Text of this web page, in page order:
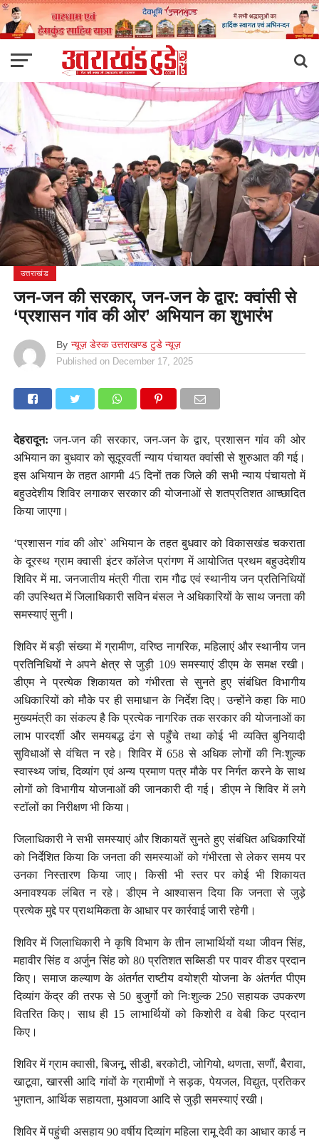
उत्तराखंड
जन-जन की सरकार, जन-जन के द्वार: क्वांसी से
‘प्रशासन गांव की ओर’ अभियान का शुभारंभ
By न्यूज़ डेस्क उत्तराखण्ड टुडे न्यूज़
Published on December 17, 2025
देहरादून: जन-जन की सरकार, जन-जन के द्वार, प्रशासन गांव की ओर
अभियान का बुधवार को सूदूरवर्ती न्याय पंचायत क्वांसी से शुरुआत की गई।
इस अभियान के तहत आगमी 45 दिनों तक जिले की सभी न्याय पंचायतो में
बहुउदेशीय शिविर लगाकर सरकार की योजनाओं से शतप्रतिशत आच्छादित
किया जाएगा।
‘प्रशासन गांव की ओर` अभियान के तहत बुधवार को विकासखंड चकराता
के दूरस्थ ग्राम क्वासी इंटर कॉलेज प्रांगण में आयोजित प्रथम बहुउदेशीय
शिविर में मा. जनजातीय मंत्री गीता राम गौढ एवं स्थानीय जन प्रतिनिधियों
की उपस्थित में जिलाधिकारी सविन बंसल ने अधिकारियों के साथ जनता की
समस्याएं सुनी।
शिविर में बड़ी संख्या में ग्रामीण, वरिष्ठ नागरिक, महिलाएं और स्थानीय जन
प्रतिनिधियों ने अपने क्षेत्र से जुड़ी 109 समस्याएं डीएम के समक्ष रखी।
डीएम ने प्रत्येक शिकायत को गंभीरता से सुनते हुए संबंधित विभागीय
अधिकारियों को मौके पर ही समाधान के निर्देश दिए। उन्होंने कहा कि मा0
मुख्यमंत्री का संकल्प है कि प्रत्येक नागरिक तक सरकार की योजनाओं का
लाभ पारदर्शी और समयबद्ध ढंग से पहुँचे तथा कोई भी व्यक्ति बुनियादी
सुविधाओं से वंचित न रहे। शिविर में 658 से अधिक लोगों की निःशुल्क
स्वास्थ्य जांच, दिव्यांग एवं अन्य प्रमाण पत्र मौके पर निर्गत करने के साथ
लोगों को विभागीय योजनाओं की जानकारी दी गई। डीएम ने शिविर में लगे
स्टॉलों का निरीक्षण भी किया।
जिलाधिकारी ने सभी समस्याएं और शिकायतें सुनते हुए संबंधित अधिकारियों
को निर्देशित किया कि जनता की समस्याओं को गंभीरता से लेकर समय पर
उनका निस्तारण किया जाए। किसी भी स्तर पर कोई भी शिकायत
अनावश्यक लंबित न रहे। डीएम ने आश्वासन दिया कि जनता से जुड़े
प्रत्येक मुद्दे पर प्राथमिकता के आधार पर कार्रवाई जारी रहेगी।
शिविर में जिलाधिकारी ने कृषि विभाग के तीन लाभार्थियों यथा जीवन सिंह,
महावीर सिंह व अर्जुन सिंह को 80 प्रतिशत सब्सिडी पर पावर वीडर प्रदान
किए। समाज कल्याण के अंतर्गत राष्टीय वयोश्री योजना के अंतर्गत पीएम
दिव्यांग केंद्र की तरफ से 50 बुजुर्गो को निःशुल्क 250 सहायक उपकरण
वितरित किए। साध ही 15 लाभार्थियों को किशोरी व वेबी किट प्रदान
किए।
शिविर में ग्राम क्वासी, बिजनू, सीडी, बरकोटी, जोगियो, थणता, सणौं, बैरावा,
खाटूवा, खारसी आदि गांवों के ग्रामीणों ने सड़क, पेयजल, विद्युत, प्रतिकर
भुगतान, आर्थिक सहायता, मुआवजा आदि से जुड़ी समस्याएं रखी।
शिविर में पहुंची असहाय 90 वर्षीय दिव्यांग महिला रामू देवी का आधार कार्ड न